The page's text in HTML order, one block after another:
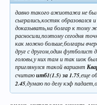
давно такого ажиотажа не
сыгрались,костяк образовался
доказывать,на болгар к тому
расносили,поэтому сегодня
как можно больше,болгары
друг с другом,один футболист
головы,у них там и так шок был
приглянулся такой вариант
считаюитб1(1.5) за 1.75,еще
2.45,думаю по делу кэф